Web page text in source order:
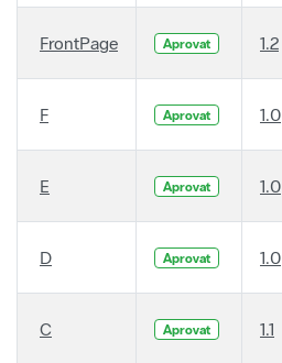
FrontPage Aprovat 1.2
F Aprovat 1.0
E Aprovat 1.0
D Aprovat 1.0
C Aprovat 1.1